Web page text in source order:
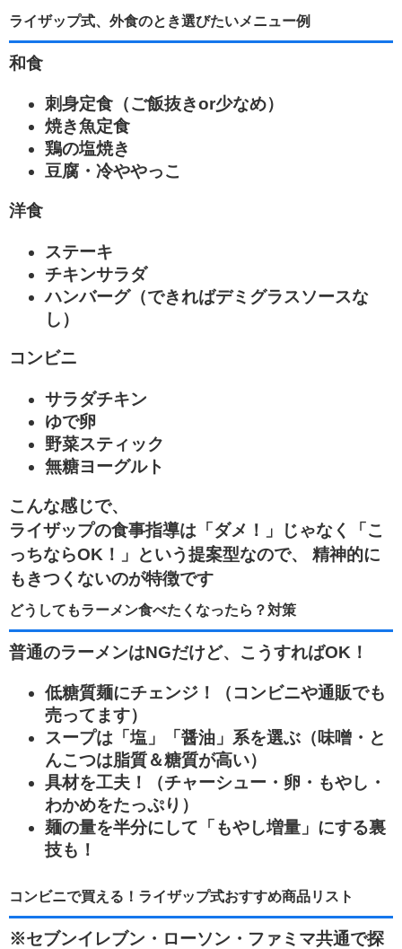
ライザップ式、外食のとき選びたいメニュー例
和食
刺身定食（ご飯抜きor少なめ）
焼き魚定食
鶏の塩焼き
豆腐・冷ややっこ
洋食
ステーキ
チキンサラダ
ハンバーグ（できればデミグラスソースな
し）
コンビニ
サラダチキン
ゆで卵
野菜スティック
無糖ヨーグルト
こんな感じで、
ライザップの食事指導は「ダメ！」じゃなく「こ
っちならOK！」という提案型なので、 精神的に
もきつくないのが特徴です
どうしてもラーメン食べたくなったら？対策
普通のラーメンはNGだけど、こうすればOK！
低糖質麺にチェンジ！（コンビニや通販でも
売ってます）
スープは「塩」「醤油」系を選ぶ（味噌・と
んこつは脂質＆糖質が高い）
具材を工夫！（チャーシュー・卵・もやし・
わかめをたっぷり）
麺の量を半分にして「もやし増量」にする裏
技も！
コンビニで買える！ライザップ式おすすめ商品リスト
※セブンイレブン・ローソン・ファミマ共通で探